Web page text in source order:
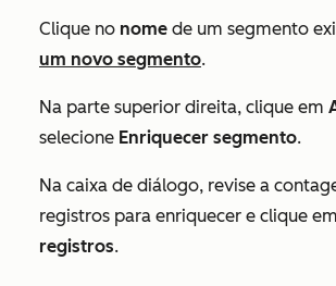
Clique no nome de um segmento
um novo segmento.
Na parte superior direita, clique em
selecione Enriquecer segmento.
Na caixa de diálogo, revise a
registros para enriquecer e clique em
registros.